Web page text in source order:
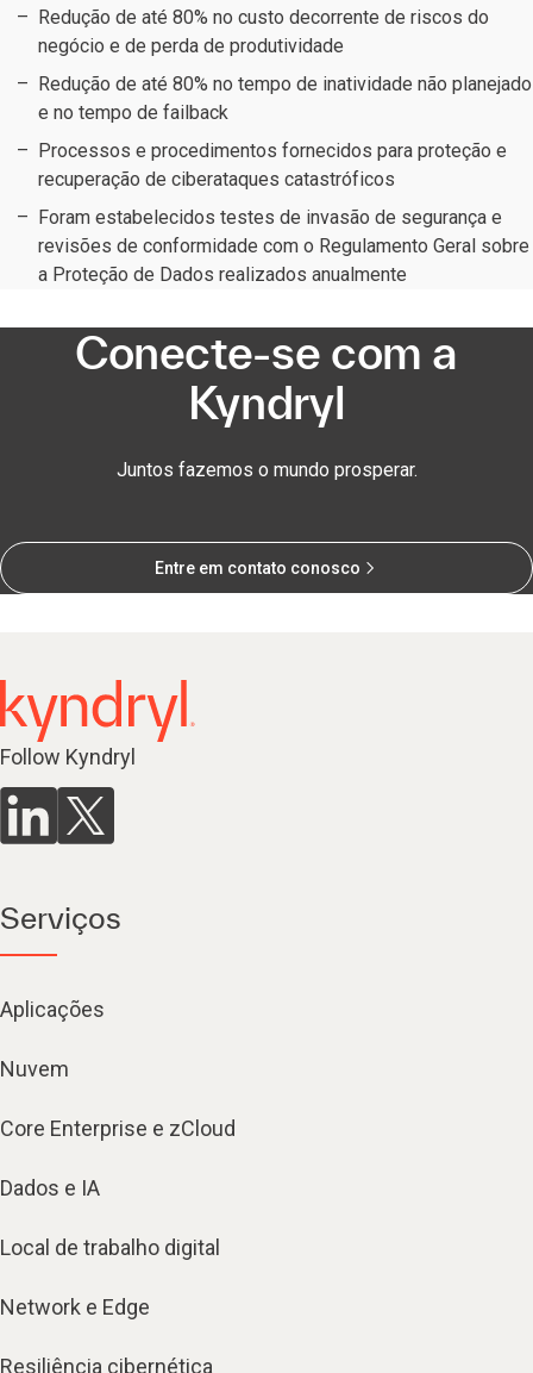
Redução de até 80% no custo decorrente de riscos do
negócio e de perda de produtividade
Redução de até 80% no tempo de inatividade não planejado
e no tempo de failback
Processos e procedimentos fornecidos para proteção e
recuperação de ciberataques catastróficos
Foram estabelecidos testes de invasão de segurança e
revisões de conformidade com o Regulamento Geral sobre
a Proteção de Dados realizados anualmente
Conecte-se com a
Kyndryl
Juntos fazemos o mundo prosperar.
Entre em contato conosco
Follow Kyndryl
Serviços
Aplicações
Nuvem
Core Enterprise e zCloud
Dados e IA
Local de trabalho digital
Network e Edge
Resiliência cibernética